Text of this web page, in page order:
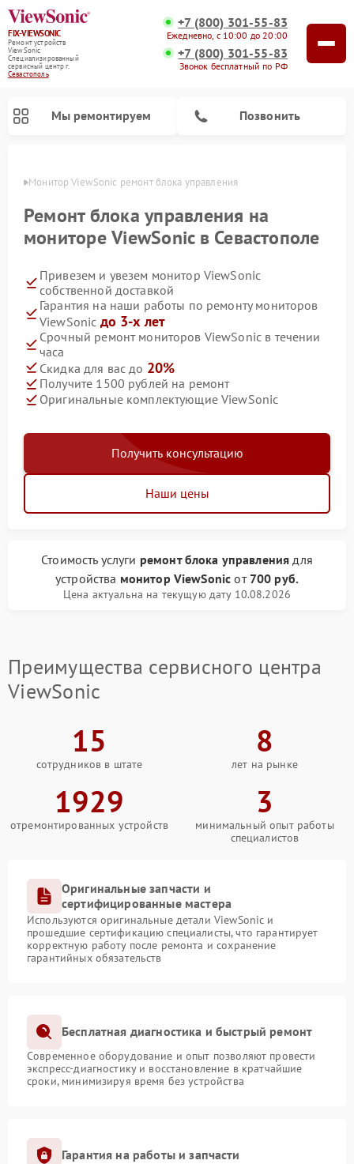
FIX-VIEWSONIC
Ремонт устройств
ViewSonic
Специализированный
cервисный центр г.
Севастополь
+7 (800) 301-55-83
Ежедневно, с 10:00 до 20:00
+7 (800) 301-55-83
Звонок бесплатный по РФ
Мы ремонтируем Позвонить
Монитор ViewSonic ремонт блока управления
Ремонт блока управления на
мониторе ViewSonic в Севастополе
Привезем и увезем монитор ViewSonic
собственной доставкой
Гарантия на наши работы по ремонту мониторов
ViewSonic до 3-х лет
Срочный ремонт мониторов ViewSonic в течении
часа
Скидка для вас до 20%
Получите 1500 рублей на ремонт
Оригинальные комплектующие ViewSonic
Получить консультацию
Наши цены
Стоимость услуги ремонт блока управления для
устройства монитор ViewSonic от 700 руб.
Цена актуальна на текущую дату 10.08.2026
Преимущества сервисного центра
ViewSonic
15
сотрудников в штате
8
лет на рынке
1929
отремонтированных устройств
3
минимальный опыт работы
специалистов
Оригинальные запчасти и
сертифицированные мастера
Используются оригинальные детали ViewSonic и
прошедшие сертификацию специалисты, что гарантирует
корректную работу после ремонта и сохранение
гарантийных обязательств
Бесплатная диагностика и быстрый ремонт
Современное оборудование и опыт позволяют провести
экспресс-диагностику и восстановление в кратчайшие
сроки, минимизируя время без устройства
Гарантия на работы и запчасти